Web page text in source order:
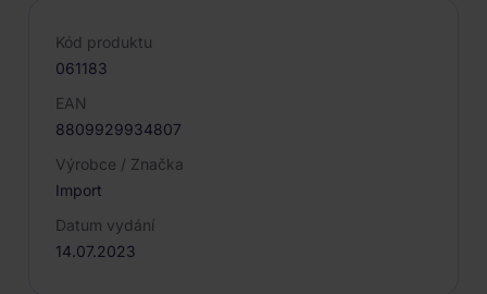
Kód produktu
061183
EAN
8809929934807
Výrobce / Značka
Import
Datum vydání
14.07.2023